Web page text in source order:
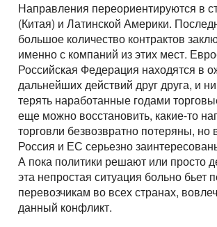
Направления переориентируются в
(Китая) и Латинской Америки.
большое количество контрактов
именно с компаний из этих мест.
Российская Федерация находятся в
дальнейших действий друг друга, и
терять наработанные годами
еще можно восстановить, какие-то
торговли безвозвратно потеряны, но
Россия и ЕС серьезно
А пока политики решают или просто
эта непростая ситуация больно бьет
перевозчикам во всех странах,
данный конфликт.